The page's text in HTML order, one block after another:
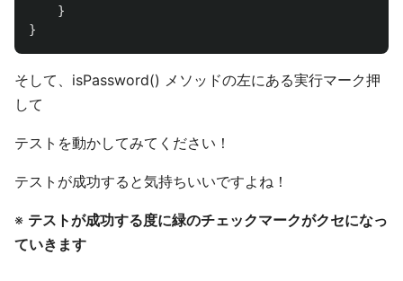
}
}
そして、isPassword() メソッドの左にある実行マーク押
して
テストを動かしてみてください！
テストが成功すると気持ちいいですよね！
※ テストが成功する度に緑のチェックマークがクセになっ
ていきます